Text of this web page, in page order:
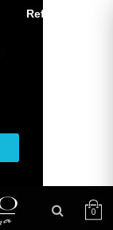
Refuza toate
0